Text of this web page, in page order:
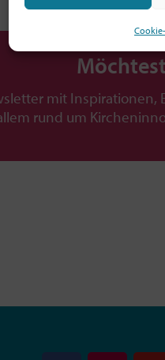
mit Inspirationen,
rund um